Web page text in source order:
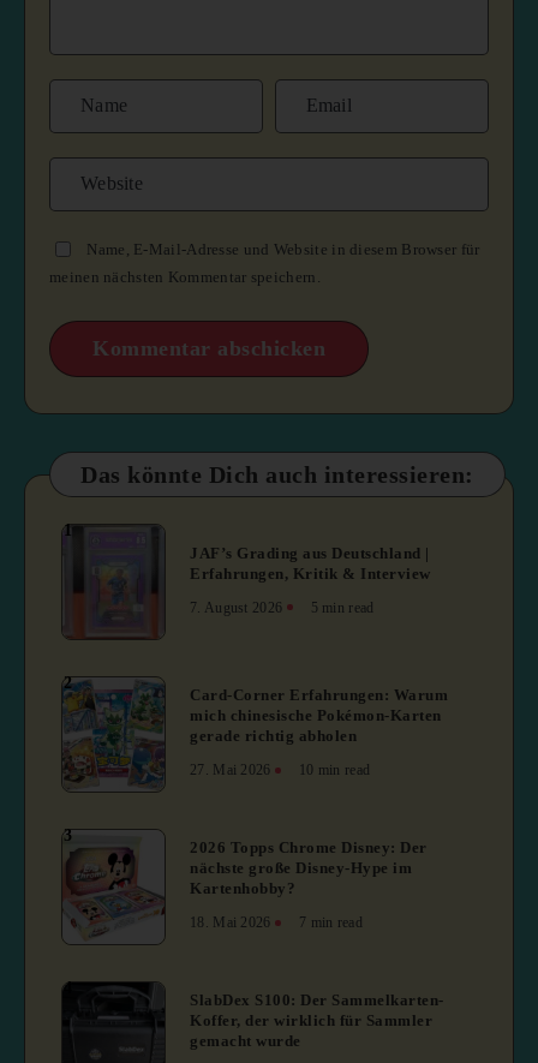
Name, E-Mail-Adresse und Website in diesem Browser für
meinen nächsten Kommentar speichern.
Das könnte Dich auch interessieren:
1
JAF’s Grading aus Deutschland |
Erfahrungen, Kritik & Interview
7. August 2026 5 min read
2
Card-Corner Erfahrungen: Warum
mich chinesische Pokémon-Karten
gerade richtig abholen
27. Mai 2026 10 min read
3
2026 Topps Chrome Disney: Der
nächste große Disney-Hype im
Kartenhobby?
18. Mai 2026 7 min read
4
SlabDex S100: Der Sammelkarten-
Koffer, der wirklich für Sammler
gemacht wurde